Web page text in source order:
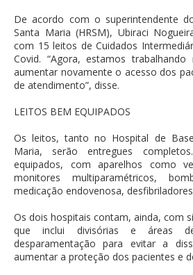
De acordo com o superintendente
Santa Maria (HRSM), Ubiraci
com 15 leitos de Cuidados
Covid. “Agora, estamos trabalhando
aumentar novamente o acesso dos
de atendimento”, disse.
LEITOS BEM EQUIPADOS
Os leitos, tanto no Hospital de
Maria, serão entregues
equipados, com aparelhos como
monitores multiparamétricos,
medicação endovenosa,
Os dois hospitais contam, ainda, com
que inclui divisórias e áreas
desparamentação para evitar a
aumentar a proteção dos pacientes e